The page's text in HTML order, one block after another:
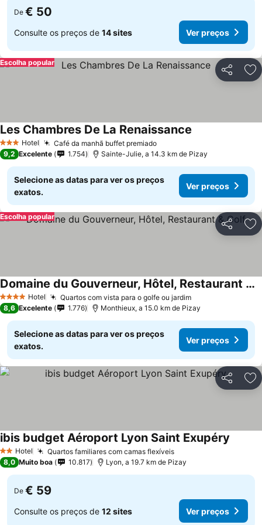
De € 50
Consulte os preços de 14 sites Ver preços
Partilhar
Escolha popular
3 EstrelasHotel Café da manhã buffet premiado
Les Chambres De La Renaissance
9,2 Excelente 1.754 Sainte-Julie, a 14.3 km de Pizay
Selecione as datas para ver os preços
exatos.
Ver preços
Partilhar
Escolha popular
4 EstrelasHotel Quartos com vista para o golfe ou jardim
Domaine du Gouverneur, Hôtel, Restaurant & Golf
8,6 Excelente 1.776 Monthieux, a 15.0 km de Pizay
Selecione as datas para ver os preços
exatos.
Ver preços
Partilhar
2 Estrelas
Hotel Quartos familiares com camas flexíveis
ibis budget Aéroport Lyon Saint Exupéry
8,0 Muito boa 10.817 Lyon, a 19.7 km de Pizay
De € 59
Consulte os preços de 12 sites Ver preços